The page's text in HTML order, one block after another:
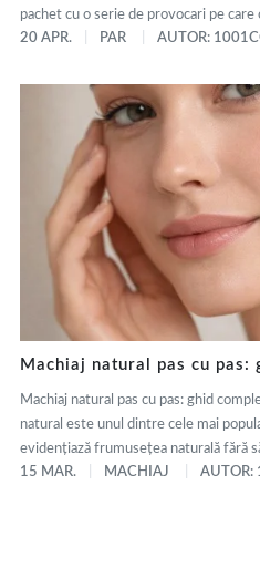
pachet cu o serie de provocari pe care
20 APR.
PAR AUTOR:
Machiaj natural pas cu pas:
Machiaj natural pas cu pas: ghid
natural este unul dintre cele mai
evidențiază frumusețea naturală fără
15 MAR.
MACHIAJ AUTOR: